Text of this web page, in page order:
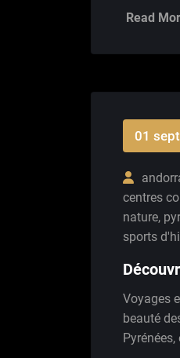
Read
01
centres
nature,
sports
Voyages
beauté
Pyrénées,